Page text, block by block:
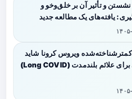
و تأثیر آن بر خلق‌وخو و
یافته‌های یک مطالعه جدید
۱۵
کمترشناخته‌شده ویروس کرونا شاید
سرنخی برای علائم بلندمدت (Long COVID)
۱۵